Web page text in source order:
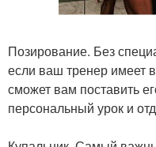
Позирование. Без
если ваш тренер имеет
сможет вам поставить
персональный урок и